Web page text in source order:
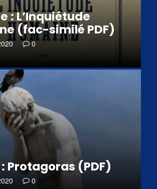
: L’Inquiétude
(fac-similé PDF)
0
Protagoras (PDF)
0